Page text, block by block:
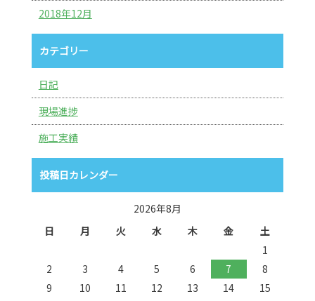
2018年12月
カテゴリー
日記
現場進捗
施工実績
投稿日カレンダー
2026年8月
日
月 火 水 木 金
土
1
2
3 4 5 6 7
8
9
10 11 12 13 14
15